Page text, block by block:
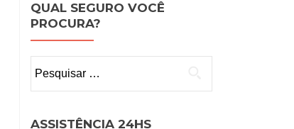
QUAL SEGURO VOCÊ
PROCURA?
por:
ASSISTÊNCIA 24HS